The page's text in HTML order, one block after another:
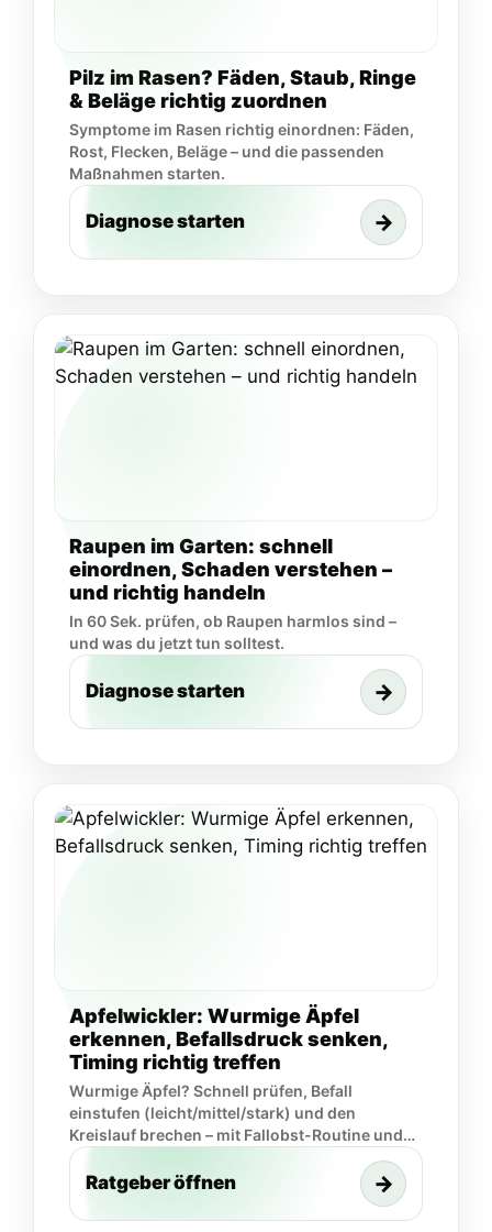
Pilz im Rasen? Fäden, Staub, Ringe
& Beläge richtig zuordnen
Symptome im Rasen richtig einordnen: Fäden,
Rost, Flecken, Beläge – und die passenden
Maßnahmen starten.
Diagnose starten →
Raupen im Garten: schnell
einordnen, Schaden verstehen –
und richtig handeln
In 60 Sek. prüfen, ob Raupen harmlos sind –
und was du jetzt tun solltest.
Diagnose starten →
Apfelwickler: Wurmige Äpfel
erkennen, Befallsdruck senken,
Timing richtig treffen
Wurmige Äpfel? Schnell prüfen, Befall
einstufen (leicht/mittel/stark) und den
Kreislauf brechen – mit Fallobst-Routine und
Flugkontrolle.
Ratgeber öffnen →